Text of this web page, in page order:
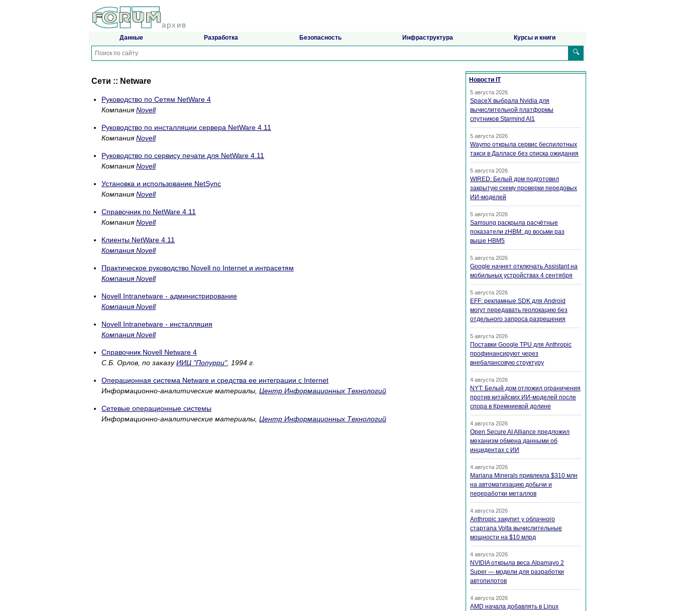
архив
Данные Разработка Безопасность Инфраструктура Курсы и книги
🔍
Сети :: Netware
Руководство по Сетям NetWare 4
КомпанияNovell
Руководство по инсталляции сервера NetWare 4.11
КомпанияNovell
Руководство по сервису печати для NetWare 4.11
КомпанияNovell
Установка и использование NetSync
КомпанияNovell
Справочник по NetWare 4.11
КомпанияNovell
Клиенты NetWare 4.11
Компания Novell
Практическое руководство Novell по Internet и интрасетям
Компания Novell
Novell Intranetware - администрирование
Компания Novell
Novell Intranetware - инсталляция
Компания Novell
Справочник Novell Netware 4
С.Б. Орлов, по заказуИИЦ "Попурри", 1994 г.
Операционная система Netware и средства ее интеграции с Internet
Информационно-аналитические материалы, Центр Информационных Технологий
Сетевые операционные системы
Информационно-аналитические материалы, Центр Информационных Технологий
Новости IT
5 августа 2026
SpaceX выбрала Nvidia для
вычислительной платформы
спутников Starmind AI1
5 августа 2026
Waymo открыла сервис беспилотных
такси в Далласе без списка ожидания
5 августа 2026
WIRED: Белый дом подготовил
закрытую схему проверки передовых
ИИ-моделей
5 августа 2026
Samsung раскрыла расчётные
показатели zHBM: до восьми раз
выше HBM5
5 августа 2026
Google начнет отключать Assistant на
мобильных устройствах 4 сентября
5 августа 2026
EFF: рекламные SDK для Android
могут передавать геолокацию без
отдельного запроса разрешения
5 августа 2026
Поставки Google TPU для Anthropic
профинансируют через
внебалансовую структуру
4 августа 2026
NYT: Белый дом отложил ограничения
против китайских ИИ-моделей после
спора в Кремниевой долине
4 августа 2026
Open Secure AI Alliance предложил
механизм обмена данными об
инцидентах с ИИ
4 августа 2026
Mariana Minerals привлекла $310 млн
на автоматизацию добычи и
переработки металлов
4 августа 2026
Anthropic закупит у облачного
стартапа Volta вычислительные
мощности на $10 млрд
4 августа 2026
NVIDIA открыла веса Alpamayo 2
Super — модели для разработки
автопилотов
4 августа 2026
AMD начала добавлять в Linux